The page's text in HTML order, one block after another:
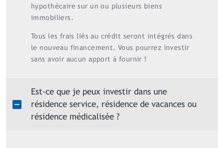
hypothécaire sur un ou plusieurs biens
immobiliers.
Tous les frais liés au crédit seront intégrés dans
le nouveau financement. Vous pourrez investir
sans avoir aucun apport à fournir !
Est-ce que je peux investir dans une
résidence service, résidence de vacances ou
résidence médicalisée ?